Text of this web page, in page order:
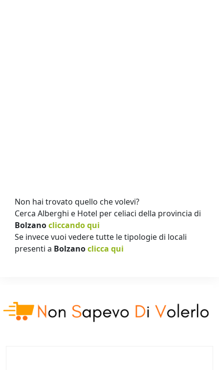
Non hai trovato quello che volevi?
Cerca Alberghi e Hotel per celiaci della provincia di
Bolzanocliccando qui
Se invece vuoi vedere tutte le tipologie di locali
presenti a Bolzanoclicca qui